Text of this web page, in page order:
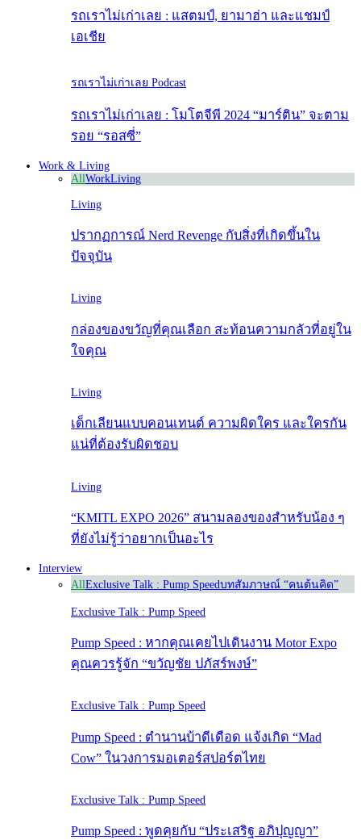
รถเราไม่เก่าเลย : แสตมป์, ยามาฮ่า และแชมป์
เอเชีย
รถเราไม่เก่าเลย Podcast
รถเราไม่เก่าเลย : โมโตจีพี 2024 “มาร์ติน” จะตาม
รอย “รอสซี่”
Work & Living
AllWorkLiving
Living
ปรากฏการณ์ Nerd Revenge กับสิ่งที่เกิดขึ้นใน
ปัจจุบัน
Living
กล่องของขวัญที่คุณเลือก สะท้อนความกลัวที่อยู่ใน
ใจคุณ
Living
เด็กเลียนแบบคอนเทนต์ ความผิดใคร และใครกัน
แน่ที่ต้องรับผิดชอบ
Living
“KMITL EXPO 2026” สนามลองของสำหรับน้อง ๆ
ที่ยังไม่รู้ว่าอยากเป็นอะไร
Interview
AllExclusive Talk : Pump Speedบทสัมภาษณ์ “คนต้นคิด”
Exclusive Talk : Pump Speed
Pump Speed : หากคุณเคยไปเดินงาน Motor Expo
คุณควรรู้จัก “ขวัญชัย ปภัสร์พงษ์”
Exclusive Talk : Pump Speed
Pump Speed : ตำนานบ้าดีเดือด แจ้งเกิด “Mad
Cow” ในวงการมอเตอร์สปอร์ตไทย
Exclusive Talk : Pump Speed
Pump Speed : พูดคุยกับ “ประเสริฐ อภิปุญญา”